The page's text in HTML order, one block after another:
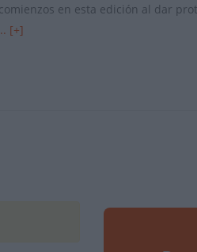
en esta edición al dar
[+]